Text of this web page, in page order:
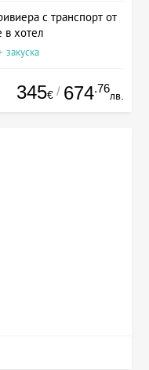
с транспорт от
в хотел
345€ / 674.76
лв.